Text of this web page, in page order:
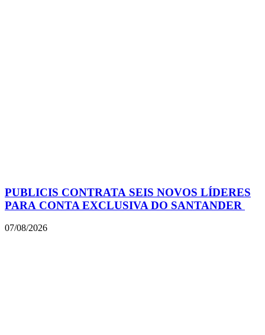
PUBLICIS CONTRATA SEIS NOVOS LÍDERES
PARA CONTA EXCLUSIVA DO SANTANDER
07/08/2026